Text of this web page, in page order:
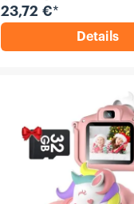
23,72 €*
Details
,